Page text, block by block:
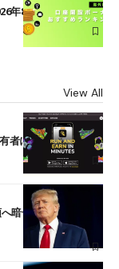
年8月最新】
View All
者に対応呼びかけ
暗号資産事業の売却